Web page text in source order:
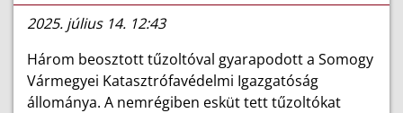
2025. július 14. 12:43
Három beosztott tűzoltóval gyarapodott a Somogy
Vármegyei Katasztrófavédelmi Igazgatóság
állománya. A nemrégiben esküt tett tűzoltókat